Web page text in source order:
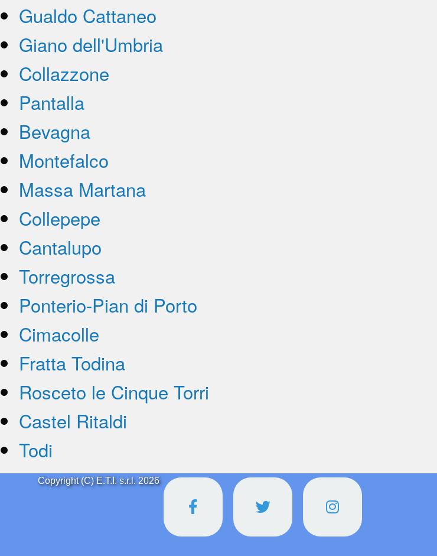
Gualdo Cattaneo
Giano dell'Umbria
Collazzone
Pantalla
Bevagna
Montefalco
Massa Martana
Collepepe
Cantalupo
Torregrossa
Ponterio-Pian di Porto
Cimacolle
Fratta Todina
Rosceto le Cinque Torri
Castel Ritaldi
Todi
Copyright (C) E.T.I. s.r.l. 2026